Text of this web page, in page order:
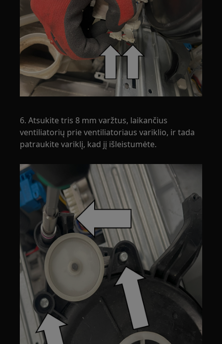
6. Atsukite tris 8 mm varžtus, laikančius
ventiliatorių prie ventiliatoriaus variklio, ir tada
patraukite variklį, kad jį išleistumėte.